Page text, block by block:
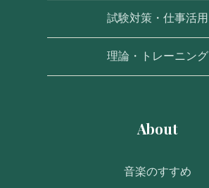
試験対策・仕事活用
理論・トレーニング
About
音楽のすすめ